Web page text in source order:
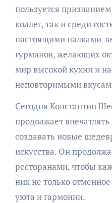
пользуется
коллег, так и среди
настоящими палками-
гурманов, желающих
мир высокой кухни и
неповторимыми
Сегодня Константин
продолжает
создавать новые
искусства. Он
ресторанами, чтобы
них не только
уюта и гармонии.